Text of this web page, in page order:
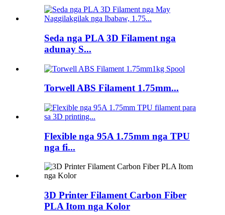
Seda nga PLA 3D Filament nga
adunay S...
Torwell ABS Filament 1.75mm...
Flexible nga 95A 1.75mm nga TPU
nga fi...
3D Printer Filament Carbon Fiber
PLA Itom nga Kolor